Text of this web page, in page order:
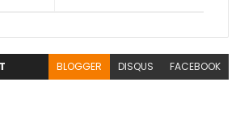
BLOGGER DISQUS FACEBOOK